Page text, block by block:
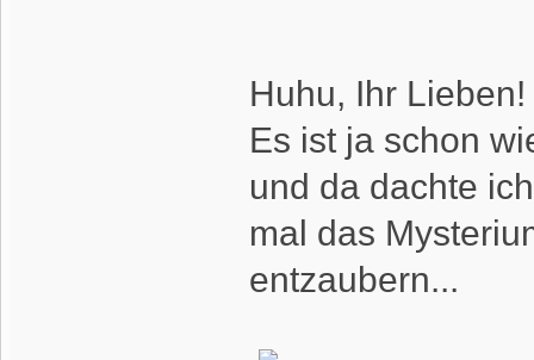
Huhu, Ihr Lieben!
Es ist ja schon
und da dachte
mal das
entzaubern...